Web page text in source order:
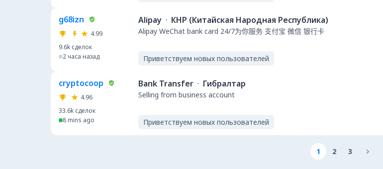
g68izn
4.99
9.6k сделок
2 часа назад
Alipay · КНР (Китайская Народная Республика)
Alipay WeChat bank card 24/7为你服务 支付宝 微信 银行卡
Приветствуем новых пользователей
cryptocoop
4.96
33.6k сделок
8 mins ago
Bank Transfer · Гибралтар
Selling from business account
Приветствуем новых пользователей
1 2 3 